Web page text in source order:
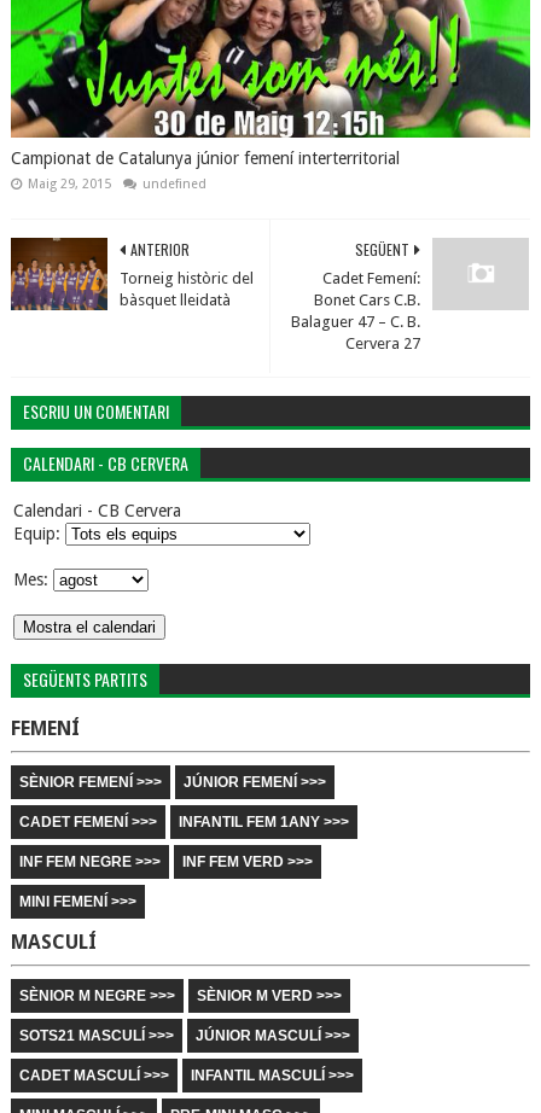
Campionat de Catalunya júnior femení interterritorial
Maig 29, 2015 undefined
SEGÜENT
Cadet Femení:
Bonet Cars C.B.
Balaguer 47 – C. B.
Cervera 27
ANTERIOR
Torneig històric del
bàsquet lleidatà
ESCRIU UN COMENTARI
CALENDARI - CB CERVERA
Calendari - CB Cervera
Equip:
Mes:
SEGÜENTS PARTITS
FEMENÍ
SÈNIOR FEMENÍ >>> JÚNIOR FEMENÍ >>>
CADET FEMENÍ >>> INFANTIL FEM 1ANY >>>
INF FEM NEGRE >>> INF FEM VERD >>>
MINI FEMENÍ >>>
MASCULÍ
SÈNIOR M NEGRE >>> SÈNIOR M VERD >>>
SOTS21 MASCULÍ >>> JÚNIOR MASCULÍ >>>
CADET MASCULÍ >>> INFANTIL MASCULÍ >>>